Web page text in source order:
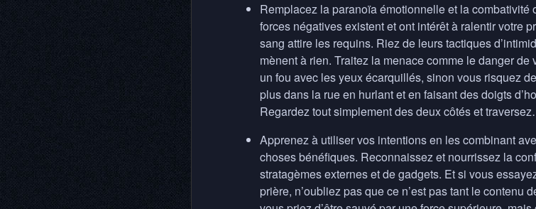
Remplacez la paranoïa émotionnelle et la combativité
forces négatives existent et ont intérêt à ralentir votre
sang attire les requins. Riez de leurs tactiques
mènent à rien. Traitez la menace comme le danger
un fou avec les yeux écarquillés, sinon vous risquez
plus dans la rue en hurlant et en faisant des doigts
Regardez tout simplement des deux côtés et
Apprenez à utiliser vos intentions en les combinant
choses bénéfiques. Reconnaissez et nourrissez la
stratagèmes externes et de gadgets. Et si vous
prière, n’oubliez pas que ce n’est pas tant le contenu